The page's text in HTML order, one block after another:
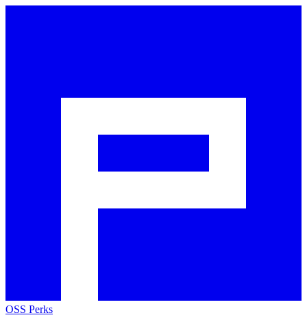
OSS Perks